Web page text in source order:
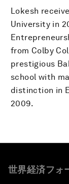
Lokesh
University in
from Colby
prestigious
school with
distinction in
2009.
世界経済フォ